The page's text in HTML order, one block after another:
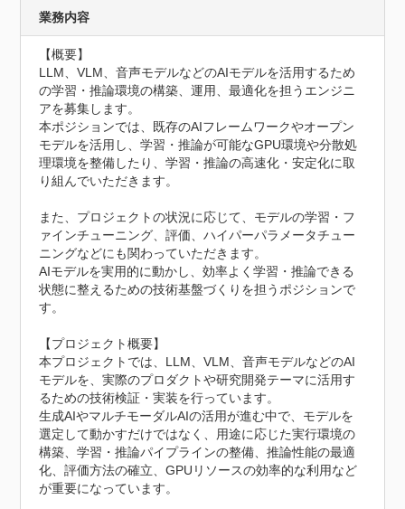
業務内容
【概要】
LLM、VLM、音声モデルなどのAIモデルを活用するため
の学習・推論環境の構築、運用、最適化を担うエンジニ
アを募集します。
本ポジションでは、既存のAIフレームワークやオープン
モデルを活用し、学習・推論が可能なGPU環境や分散処
理環境を整備したり、学習・推論の高速化・安定化に取
り組んでいただきます。
また、プロジェクトの状況に応じて、モデルの学習・フ
ァインチューニング、評価、ハイパーパラメータチュー
ニングなどにも関わっていただきます。
AIモデルを実用的に動かし、効率よく学習・推論できる
状態に整えるための技術基盤づくりを担うポジションで
す。
【プロジェクト概要】
本プロジェクトでは、LLM、VLM、音声モデルなどのAI
モデルを、実際のプロダクトや研究開発テーマに活用す
るための技術検証・実装を行っています。
生成AIやマルチモーダルAIの活用が進む中で、モデルを
選定して動かすだけではなく、用途に応じた実行環境の
構築、学習・推論パイプラインの整備、推論性能の最適
化、評価方法の確立、GPUリソースの効率的な利用など
が重要になっています。